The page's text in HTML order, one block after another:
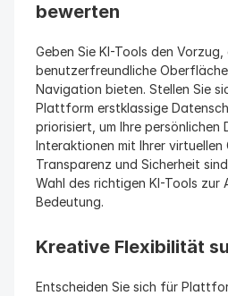
bewerten
Geben Sie KI-Tools den Vorzug,
benutzerfreundliche
Navigation bieten. Stellen Sie
Plattform erstklassige
priorisiert, um Ihre persönlichen
Interaktionen mit Ihrer
Transparenz und Sicherheit
Wahl des richtigen KI-Tools zur
Bedeutung.
Kreative Flexibilität
Entscheiden Sie sich für